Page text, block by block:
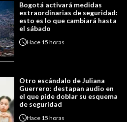
Bogotá activará medidas
extraordinarias de seguridad:
esto es lo que cambiará hasta
el sábado
Hace 15 horas
Otro escándalo de Juliana
Guerrero: destapan audio en
el que pide doblar su esquema
de seguridad
Hace 15 horas